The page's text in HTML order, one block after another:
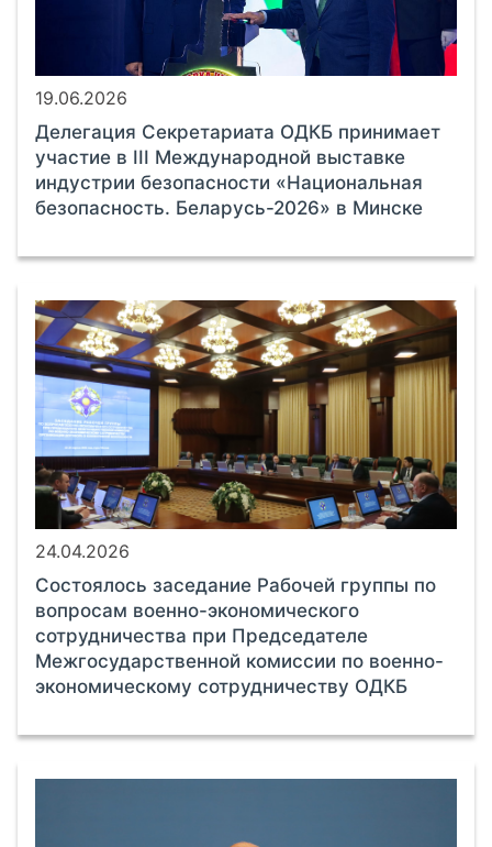
19.06.2026
Делегация Секретариата ОДКБ принимает
участие в III Международной выставке
индустрии безопасности «Национальная
безопасность. Беларусь-2026» в Минске
24.04.2026
Состоялось заседание Рабочей группы по
вопросам военно-экономического
сотрудничества при Председателе
Межгосударственной комиссии по военно-
экономическому сотрудничеству ОДКБ